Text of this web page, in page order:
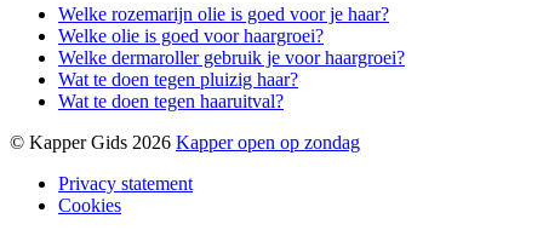
Welke rozemarijn olie is goed voor je haar?
Welke olie is goed voor haargroei?
Welke dermaroller gebruik je voor haargroei?
Wat te doen tegen pluizig haar?
Wat te doen tegen haaruitval?
© Kapper Gids 2026 Kapper open op zondag
Privacy statement
Cookies